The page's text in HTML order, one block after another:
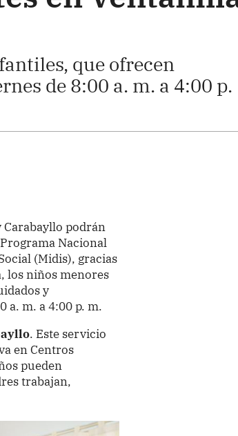
que ofrecen
de 8:00 a. m. a 4:00 p.
Carabayllo podrán
Nacional
(Midis), gracias
los niños menores
y
a. m. a 4:00 p. m.
. Este servicio
en Centros
pueden
trabajan,